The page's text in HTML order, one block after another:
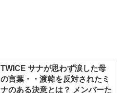
TWICE サナが思わず涙した母
の言葉・・渡韓を反対されたミ
ナのある決意とは？ メンバーた